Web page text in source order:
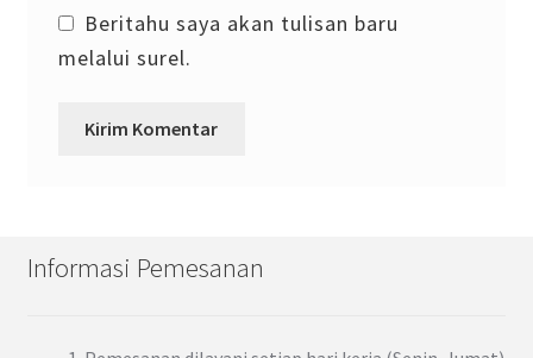
Beritahu saya akan tulisan baru
melalui surel.
Informasi Pemesanan